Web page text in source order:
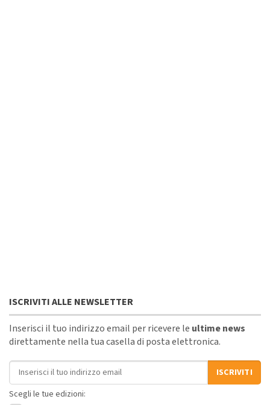
ISCRIVITI ALLE NEWSLETTER
Inserisci il tuo indirizzo email per ricevere le ultime news
direttamente nella tua casella di posta elettronica.
Indirizzo email
ISCRIVITI
Scegli le tue edizioni: